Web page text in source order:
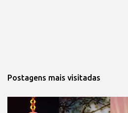
Postagens mais visitadas